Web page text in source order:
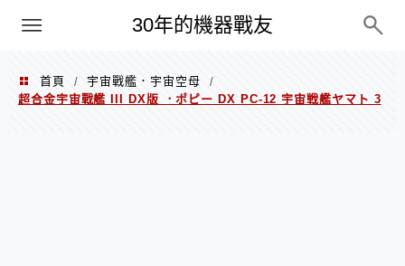
30年的機器戰友
PC
首頁 / 宇宙戰艦．宇宙空母
/
超合金宇宙戰艦 III DX版 ．ポピー DX PC-12 宇宙戦艦ヤマト 3